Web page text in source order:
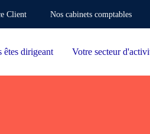
Client Nos cabinets comptables
êtes dirigeant Votre secteur